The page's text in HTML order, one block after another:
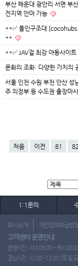
부산 해운대 광안리 서면 부
전지역 안마 가능
**✅ 올인구조대
**
**✅ JAV걸 최강 야동사이
문화의 조화: 다양한 가치의
서울 인천 수원 부천 안산 성
주 의정부 등 수도권 출장마
처음 이전 81 82
1:1문의
회사소개 개인정보취급방
고객센터 운영안내
운영시간 : AM 09:00 ~ PM
점심시간 : 12:00~13:00 / 토.일.